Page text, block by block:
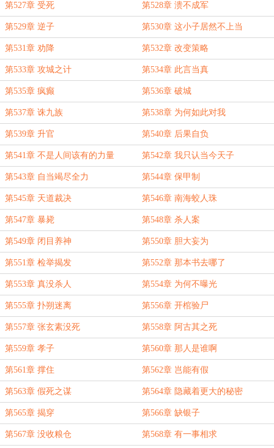
第527章 受死 第528章 溃不成军
第529章 逆子 第530章 这小子居然不上当
第531章 劝降 第532章 改变策略
第533章 攻城之计 第534章 此言当真
第535章 疯癫 第536章 破城
第537章 诛九族 第538章 为何如此对我
第539章 升官 第540章 后果自负
第541章 不是人间该有的力量 第542章 我只认当今天子
第543章 自当竭尽全力 第544章 保甲制
第545章 天道裁决 第546章 南海蛟人珠
第547章 暴毙 第548章 杀人案
第549章 闭目养神 第550章 胆大妄为
第551章 检举揭发 第552章 那本书去哪了
第553章 真没杀人 第554章 为何不曝光
第555章 扑朔迷离 第556章 开棺验尸
第557章 张玄素没死 第558章 阿古其之死
第559章 孝子 第560章 那人是谁啊
第561章 撑住 第562章 岂能有假
第563章 假死之谋 第564章 隐藏着更大的秘密
第565章 揭穿 第566章 缺银子
第567章 没收粮仓 第568章 有一事相求